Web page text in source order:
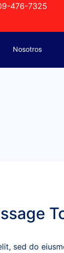
476-7325
Nosotros
sed do